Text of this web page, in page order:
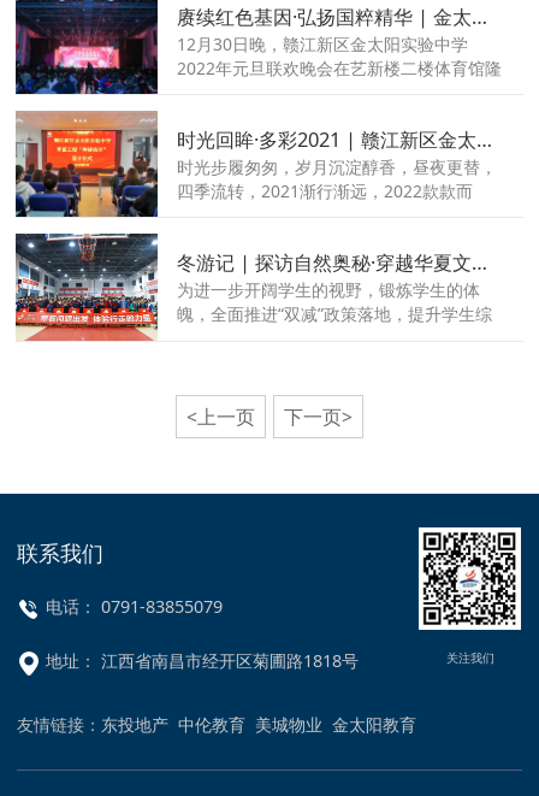
交流。
赓续红色基因·弘扬国粹精华 | 金太阳实验中学2022年元旦晚会盛大启幕！
12月30日晚，赣江新区金太阳实验中学
2022年元旦联欢晚会在艺新楼二楼体育馆隆
题，寄寓着金中人“国家富强、社会和谐、时
代进步、人民幸福”的美好祝愿。
时光回眸·多彩2021 | 赣江新区金太阳实验中学2021年度特别回顾
时光步履匆匆，岁月沉淀醇香，昼夜更替，
四季流转，2021渐行渐远，2022款款而
冬游记 | 探访自然奥秘·穿越华夏文明——金中学子龙虎山研学记
为进一步开阔学生的视野，锻炼学生的体
魄，全面推进“双减”政策落地，提升学生综
然奥秘·穿越华夏文明”的研学旅行活动。
<上一页 下一页>
联系我们
电话： 0791-83855079
地址： 江西省南昌市经开区菊圃路1818号 关注我们
友情链接： 东投地产 中伦教育 美城物业 金太阳教育